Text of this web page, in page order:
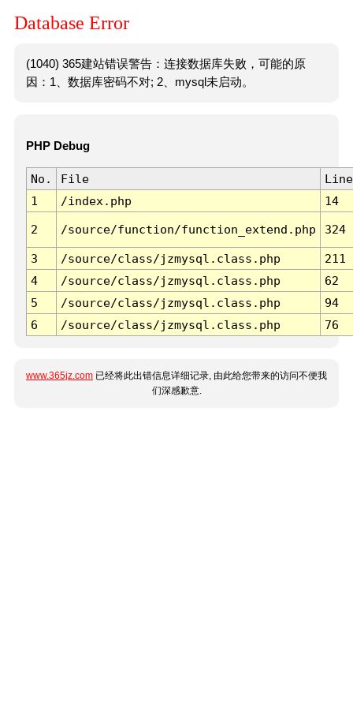
Database Error
(1040) 365建站错误警告：连接数据库失败，可能的原
因：1、数据库密码不对; 2、mysql未启动。
PHP Debug
No. File
Line
1
/index.php 14
2 /source/function/function_extend.php 324
3 /source/class/jzmysql.class.php
211
4
/source/class/jzmysql.class.php
62
5
/source/class/jzmysql.class.php
94
6
/source/class/jzmysql.class.php 76
www.365jz.com 已经将此出错信息详细记录, 由此给您带来的访问不便我
们深感歉意.